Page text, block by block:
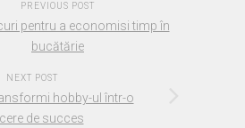
PREVIOUS POST
pentru a economisi timp în
bucătărie
NEXT POST
hobby-ul într-o
de succes